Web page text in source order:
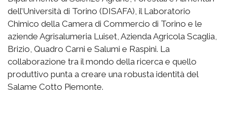
dell’Università di Torino (DISAFA), il Laboratorio
Chimico della Camera di Commercio di Torino e le
aziende Agrisalumeria Luiset, Azienda Agricola Scaglia,
Brizio, Quadro Carni e Salumi e Raspini. La
collaborazione tra il mondo della ricerca e quello
produttivo punta a creare una robusta identità del
Salame Cotto Piemonte.